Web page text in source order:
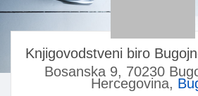
Knjigovodstveni biro
Bosanska 9, 70230
Hercegovina,